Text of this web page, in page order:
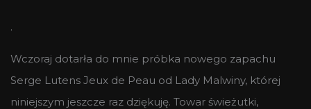
.
Wczoraj dotarła do mnie próbka nowego zapachu
Serge Lutens Jeux de Peau od Lady Malwiny, której
niniejszym jeszcze raz dziękuję. Towar świeżutki,